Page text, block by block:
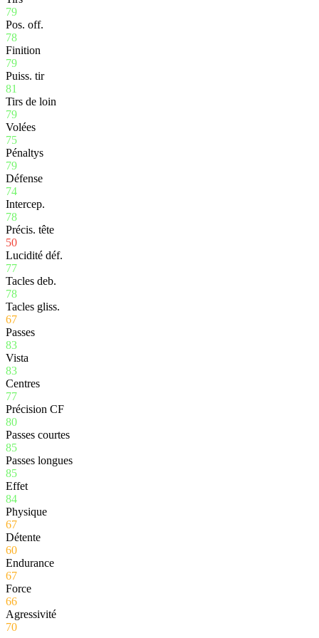
79
Pos. off.
78
Finition
79
Puiss. tir
81
Tirs de loin
79
Volées
75
Pénaltys
79
Défense
74
Intercep.
78
Précis. tête
50
Lucidité déf.
77
Tacles deb.
78
Tacles gliss.
67
Passes
83
Vista
83
Centres
77
Précision CF
80
Passes courtes
85
Passes longues
85
Effet
84
Physique
67
Détente
60
Endurance
67
Force
66
Agressivité
70